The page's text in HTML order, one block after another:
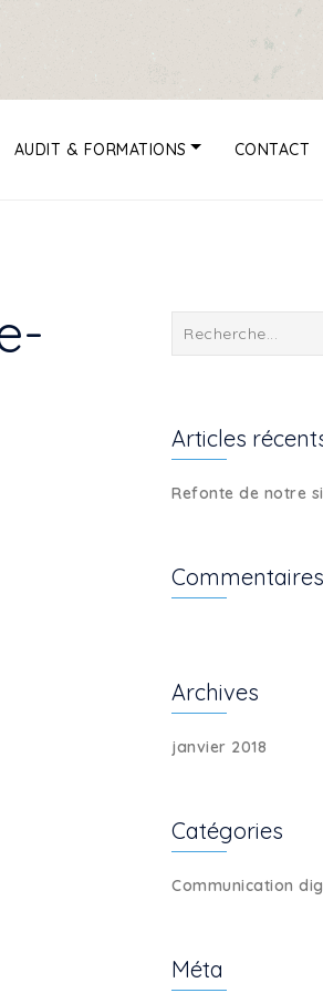
AUDIT & FORMATIONS CONTACT
Articles
Refonte de notre
Archives
janvier 2018
Catégories
Communication
Méta